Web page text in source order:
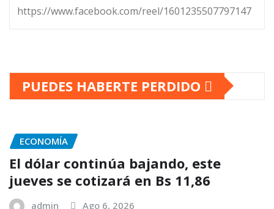
https://www.facebook.com/reel/1601235507797147
PUEDES HABERTE PERDIDO
ECONOMÍA
El dólar continúa bajando, este
jueves se cotizará en Bs 11,86
admin Ago 6, 2026